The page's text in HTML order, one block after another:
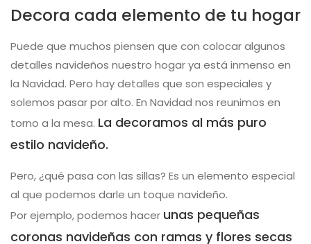
Decora cada elemento de tu hogar
Puede que muchos piensen que con colocar algunos
detalles navideños nuestro hogar ya está inmenso en
la Navidad. Pero hay detalles que son especiales y
solemos pasar por alto. En Navidad nos reunimos en
torno a la mesa. La decoramos al más puro
estilo navideño.
Pero, ¿qué pasa con las sillas? Es un elemento especial
al que podemos darle un toque navideño.
Por ejemplo, podemos hacer unas pequeñas
coronas navideñas con ramas y flores secas